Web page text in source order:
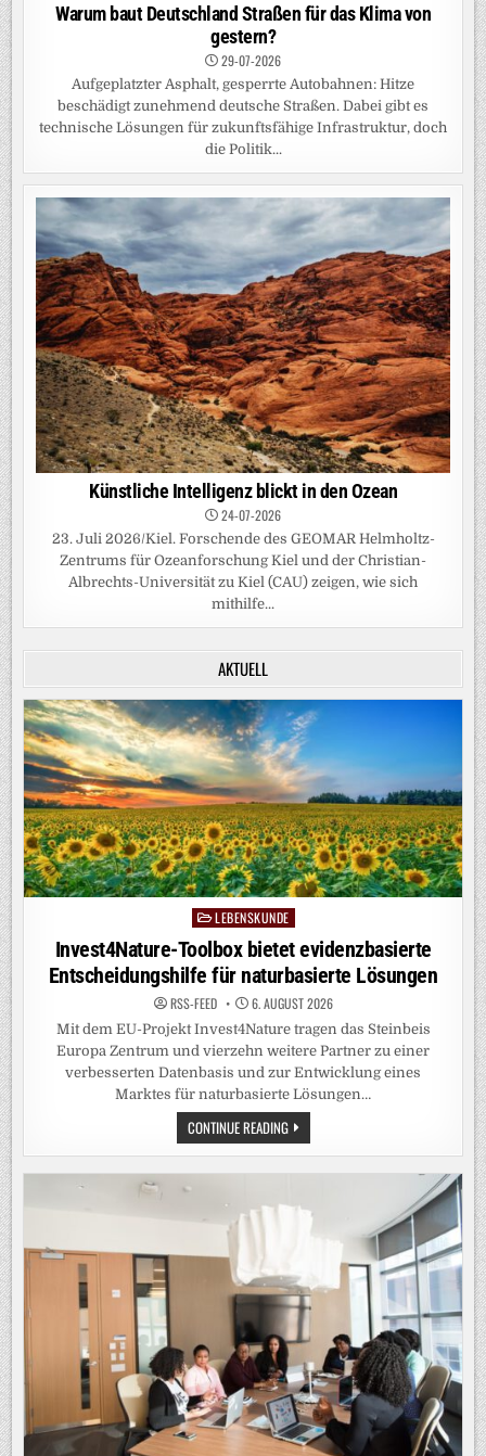
Warum baut Deutschland Straßen für das Klima von
gestern?
29-07-2026
Aufgeplatzter Asphalt, gesperrte Autobahnen: Hitze
beschädigt zunehmend deutsche Straßen. Dabei gibt es
technische Lösungen für zukunftsfähige Infrastruktur, doch
die Politik...
Künstliche Intelligenz blickt in den Ozean
24-07-2026
23. Juli 2026/Kiel. Forschende des GEOMAR Helmholtz-
Zentrums für Ozeanforschung Kiel und der Christian-
Albrechts-Universität zu Kiel (CAU) zeigen, wie sich
mithilfe...
AKTUELL
PostedLEBENSKUNDE
Invest4Nature-Toolbox bietet evidenzbasierte
Entscheidungshilfe für naturbasierte Lösungen
RSS-FEED 6. AUGUST 2026
Mit dem EU-Projekt Invest4Nature tragen das Steinbeis
Europa Zentrum und vierzehn weitere Partner zu einer
verbesserten Datenbasis und zur Entwicklung eines
Marktes für naturbasierte Lösungen…
CONTINUE READINGINVEST4NATURE-
TOOLBOX
BIETET
NATURBASIERTE
LÖSUNGEN